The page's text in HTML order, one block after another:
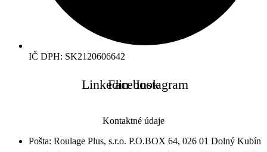
IČ DPH: SK2120606642
LinkedinFacebookInstagram
Kontaktné údaje
Pošta: Roulage Plus, s.r.o. P.O.BOX 64, 026 01 Dolný Kubín